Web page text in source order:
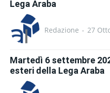
Lega Araba
Redazione - 27
Martedì 6 settembre
esteri della Lega Araba